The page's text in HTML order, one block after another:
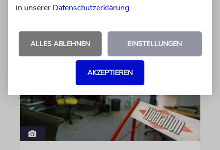
in unserer Datenschutzerklärung.
ALLES ABLEHNEN EINSTELLUNGEN
AKZEPTIEREN